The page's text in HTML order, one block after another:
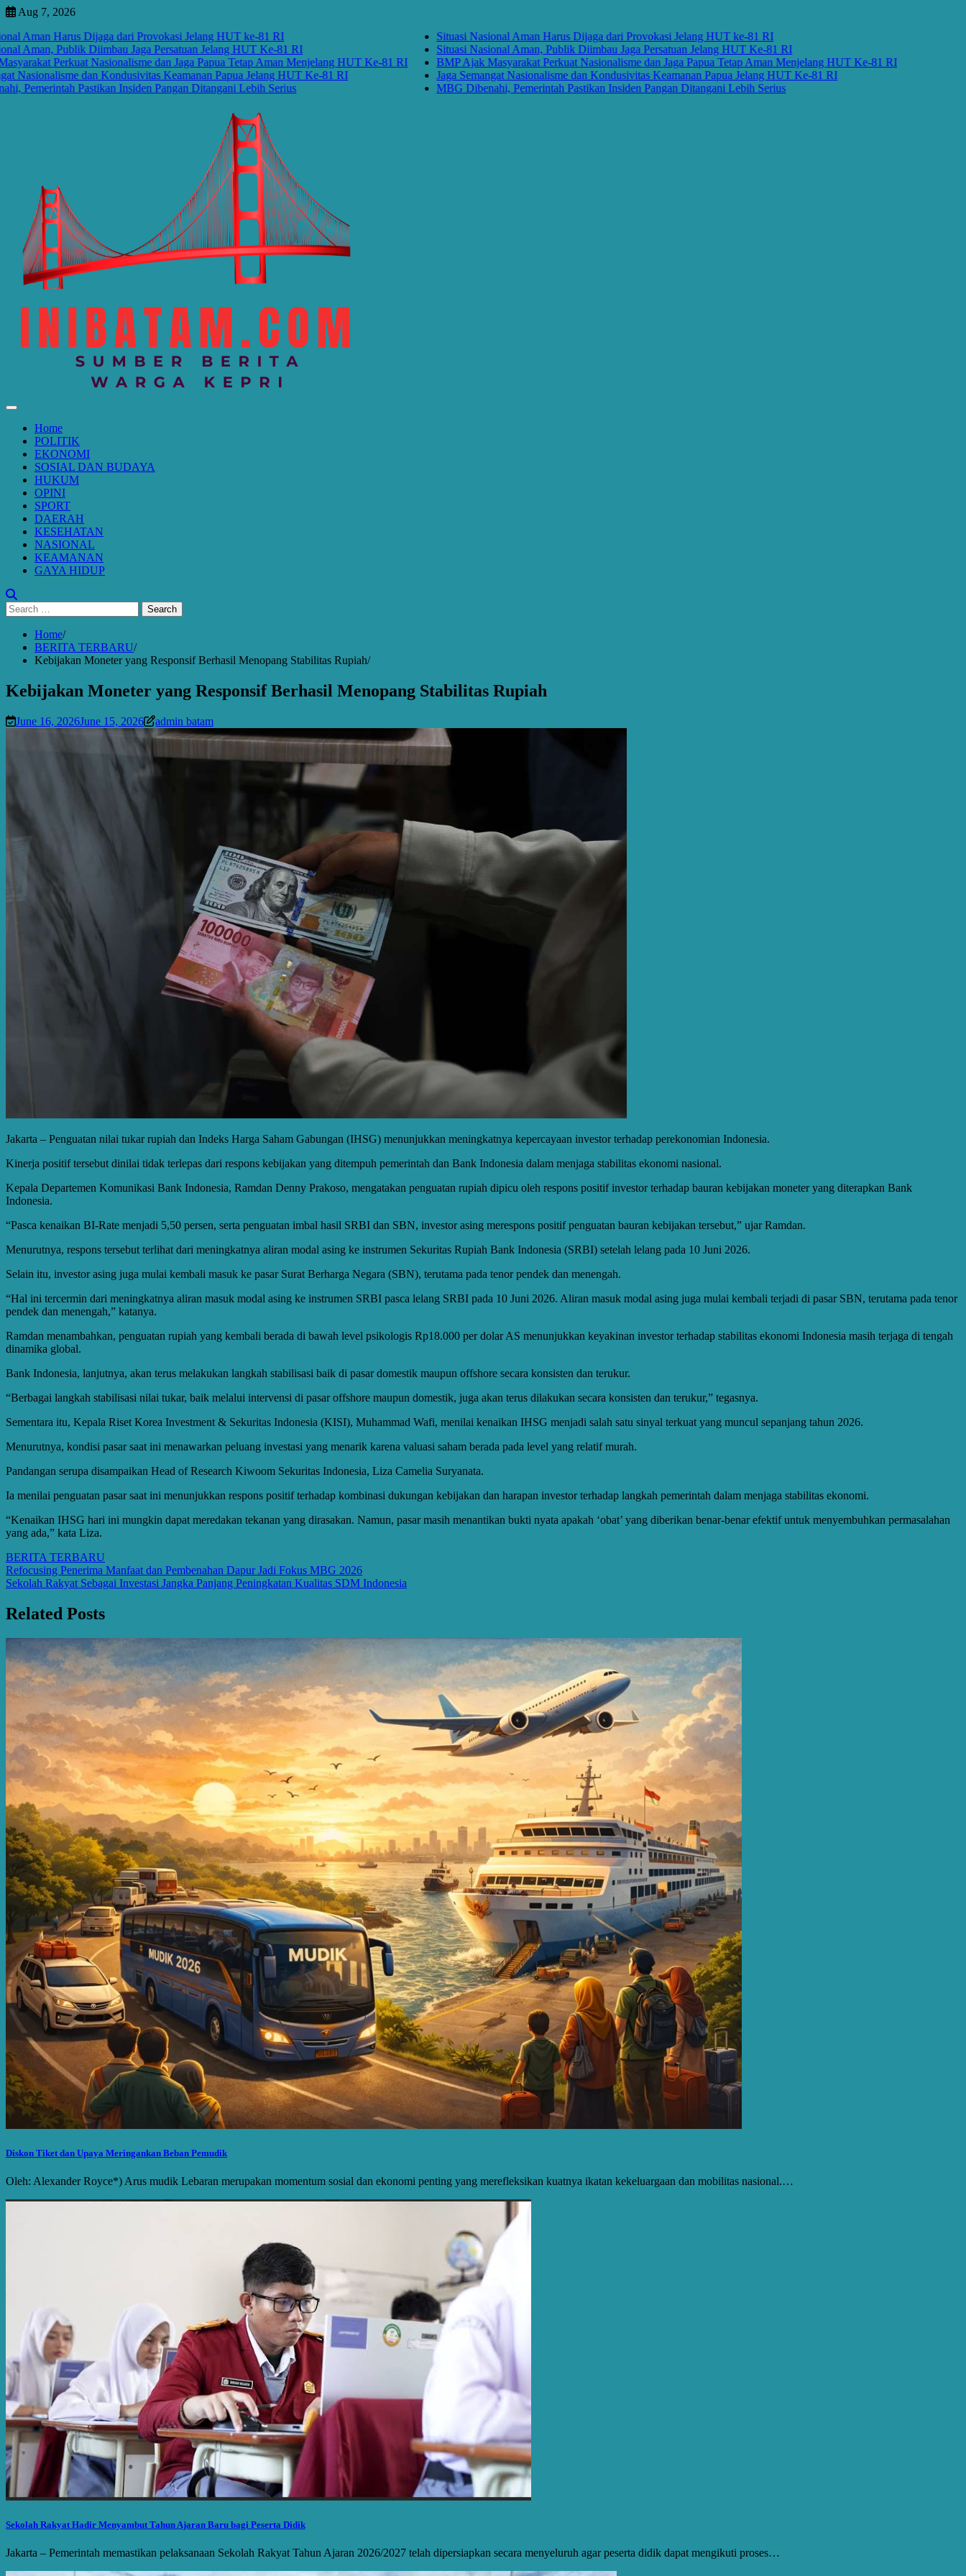
Skip
content
Aug 7, 2026
Harus Dijaga dari Provokasi Jelang HUT ke-81 RI
Publik Diimbau Jaga Persatuan Jelang HUT Ke-81 RI
Perkuat Nasionalisme dan Jaga Papua Tetap Aman Menjelang HUT Ke-81 RI
dan Kondusivitas Keamanan Papua Jelang HUT Ke-81 RI
Pastikan Insiden Pangan Ditangani Lebih Serius
Situasi Nasional Aman Harus Dijaga dari Provokasi Jelang HUT ke-81 RI
Situasi Nasional Aman, Publik Diimbau Jaga Persatuan Jelang HUT Ke-81 RI
BMP Ajak Masyarakat Perkuat Nasionalisme dan Jaga Papua Tetap Aman Menjelang HUT Ke-81 RI
Jaga Semangat Nasionalisme dan Kondusivitas Keamanan Papua Jelang HUT Ke-81 RI
MBG Dibenahi, Pemerintah Pastikan Insiden Pangan Ditangani Lebih Serius
Home
POLITIK
EKONOMI
SOSIAL DAN BUDAYA
HUKUM
OPINI
SPORT
DAERAH
KESEHATAN
NASIONAL
KEAMANAN
GAYA HIDUP
Search
for:
Home
BERITA TERBARU
Kebijakan Moneter yang Responsif Berhasil Menopang Stabilitas Rupiah
Kebijakan Moneter yang Responsif Berhasil Menopang Stabilitas Rupiah
June 16, 2026June 15, 2026 admin batam
Jakarta – Penguatan nilai tukar rupiah dan Indeks Harga Saham Gabungan (IHSG) menunjukkan meningkatnya kepercayaan investor terhadap perekonomian Indonesia.
Kinerja positif tersebut dinilai tidak terlepas dari respons kebijakan yang ditempuh pemerintah dan Bank Indonesia dalam menjaga stabilitas ekonomi nasional.
Kepala Departemen Komunikasi Bank Indonesia, Ramdan Denny Prakoso, mengatakan penguatan rupiah dipicu oleh respons positif investor terhadap bauran kebijakan moneter yang diterapkan Bank
Indonesia.
“Pasca kenaikan BI-Rate menjadi 5,50 persen, serta penguatan imbal hasil SRBI dan SBN, investor asing merespons positif penguatan bauran kebijakan tersebut,” ujar Ramdan.
Menurutnya, respons tersebut terlihat dari meningkatnya aliran modal asing ke instrumen Sekuritas Rupiah Bank Indonesia (SRBI) setelah lelang pada 10 Juni 2026.
Selain itu, investor asing juga mulai kembali masuk ke pasar Surat Berharga Negara (SBN), terutama pada tenor pendek dan menengah.
“Hal ini tercermin dari meningkatnya aliran masuk modal asing ke instrumen SRBI pasca lelang SRBI pada 10 Juni 2026. Aliran masuk modal asing juga mulai kembali terjadi di pasar SBN, terutama pada tenor
pendek dan menengah,” katanya.
Ramdan menambahkan, penguatan rupiah yang kembali berada di bawah level psikologis Rp18.000 per dolar AS menunjukkan keyakinan investor terhadap stabilitas ekonomi Indonesia masih terjaga di tengah
dinamika global.
Bank Indonesia, lanjutnya, akan terus melakukan langkah stabilisasi baik di pasar domestik maupun offshore secara konsisten dan terukur.
“Berbagai langkah stabilisasi nilai tukar, baik melalui intervensi di pasar offshore maupun domestik, juga akan terus dilakukan secara konsisten dan terukur,” tegasnya.
Sementara itu, Kepala Riset Korea Investment & Sekuritas Indonesia (KISI), Muhammad Wafi, menilai kenaikan IHSG menjadi salah satu sinyal terkuat yang muncul sepanjang tahun 2026.
Menurutnya, kondisi pasar saat ini menawarkan peluang investasi yang menarik karena valuasi saham berada pada level yang relatif murah.
Pandangan serupa disampaikan Head of Research Kiwoom Sekuritas Indonesia, Liza Camelia Suryanata.
Ia menilai penguatan pasar saat ini menunjukkan respons positif terhadap kombinasi dukungan kebijakan dan harapan investor terhadap langkah pemerintah dalam menjaga stabilitas ekonomi.
“Kenaikan IHSG hari ini mungkin dapat meredakan tekanan yang dirasakan. Namun, pasar masih menantikan bukti nyata apakah ‘obat’ yang diberikan benar-benar efektif untuk menyembuhkan permasalahan
yang ada,” kata Liza.
BERITA TERBARU
Post
navigation
Refocusing Penerima Manfaat dan Pembenahan Dapur Jadi Fokus MBG 2026
Sekolah Rakyat Sebagai Investasi Jangka Panjang Peningkatan Kualitas SDM Indonesia
Related Posts
Diskon Tiket dan Upaya Meringankan Beban Pemudik
Oleh: Alexander Royce*) Arus mudik Lebaran merupakan momentum sosial dan ekonomi penting yang merefleksikan kuatnya ikatan kekeluargaan dan mobilitas nasional.…
Sekolah Rakyat Hadir Menyambut Tahun Ajaran Baru bagi Peserta Didik
Jakarta – Pemerintah memastikan pelaksanaan Sekolah Rakyat Tahun Ajaran 2026/2027 telah dipersiapkan secara menyeluruh agar peserta didik dapat mengikuti proses…